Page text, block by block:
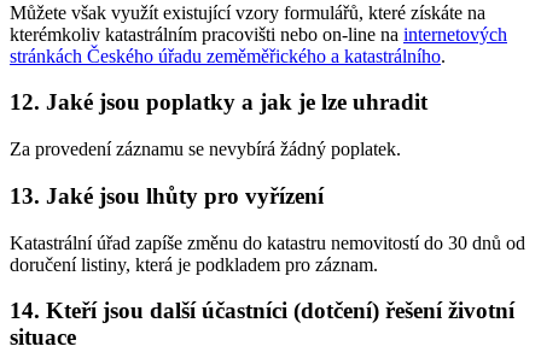
Můžete však využít existující vzory formulářů, které získáte na
kterémkoliv katastrálním pracovišti nebo on-line na internetových
stránkách Českého úřadu zeměměřického a katastrálního.
12. Jaké jsou poplatky a jak je lze uhradit
Za provedení záznamu se nevybírá žádný poplatek.
13. Jaké jsou lhůty pro vyřízení
Katastrální úřad zapíše změnu do katastru nemovitostí do 30 dnů od
doručení listiny, která je podkladem pro záznam.
14. Kteří jsou další účastníci (dotčení) řešení životní
situace